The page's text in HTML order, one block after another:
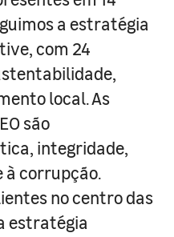
a estratégia
com 24
local. As
são
integridade,
à corrupção.
no centro das
estratégia